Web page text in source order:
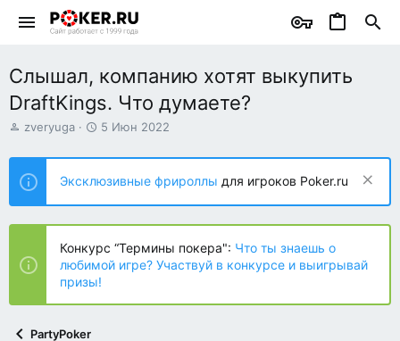
Слышал, компанию хотят выкупить
DraftKings. Что думаете?
А
т
о
р
т
е
ы
zveryuga
Д
т
н
а
ч
л
а
5 Июн 2022
Эксклюзивные фрироллы для игроков Poker.ru
Конкурс “Термины покера": Что ты знаешь о
любимой игре? Участвуй в конкурсе и выигрывай
призы!
PartyPoker